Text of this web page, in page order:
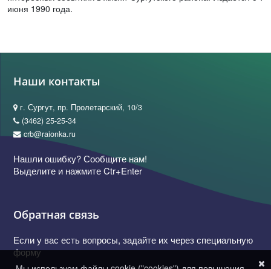
июня 1990 года.
Наши контакты
г. Сургут, пр. Пролетарский, 10/3
(3462) 25-25-34
crb@raionka.ru
Нашли ошибку? Сообщите нам!
Выделите и нажмите Ctr+Enter
Обратная связь
Если у вас есть вопросы, задайте их через специальную
форму